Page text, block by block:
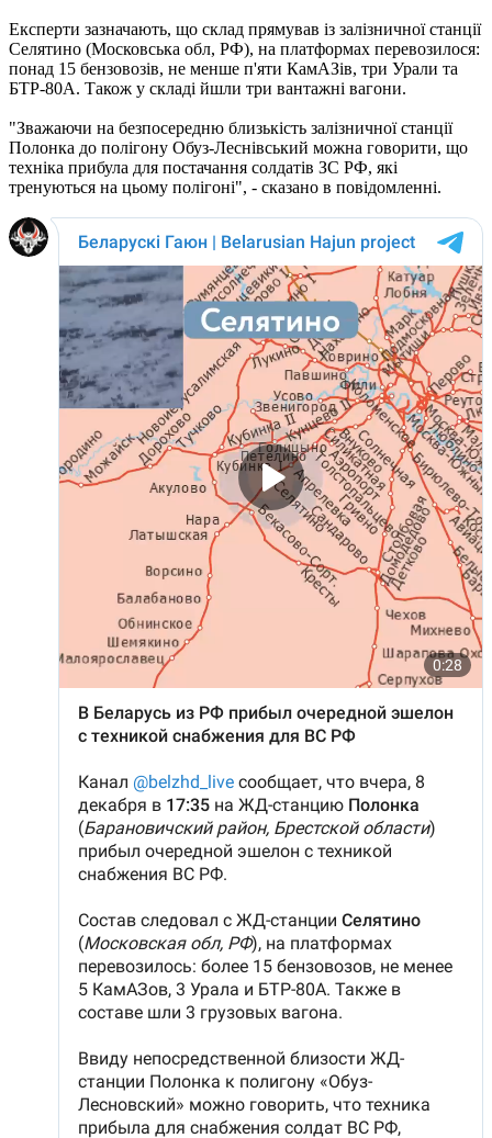
Експерти зазначають, що склад прямував із залізничної станції
Селятино (Московська обл, РФ), на платформах перевозилося:
понад 15 бензовозів, не менше п'яти КамАЗів, три Урали та
БТР-80А. Також у складі йшли три вантажні вагони.
"Зважаючи на безпосередню близькість залізничної станції
Полонка до полігону Обуз-Леснівський можна говорити, що
техніка прибула для постачання солдатів ЗС РФ, які
тренуються на цьому полігоні", - сказано в повідомленні.